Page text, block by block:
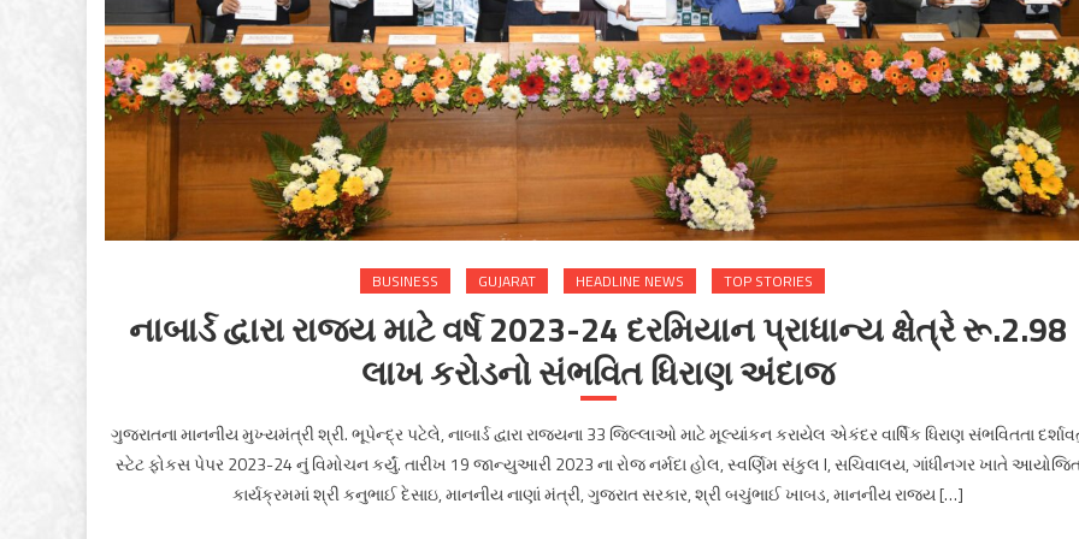
BUSINESS GUJARAT HEADLINE NEWS TOP STORIES
નાબાર્ડ દ્વારા રાજ્ય માટે વર્ષ 2023-24 દરમિયાન પ્રાધાન્ય ક્ષેત્રે રૂ.2.98
લાખ કરોડનો સંભવિત ધિરાણ અંદાજ
ગુજરાતના માનનીય મુખ્યમંત્રી શ્રી. ભૂપેન્દ્ર પટેલે, નાબાર્ડ દ્વારા રાજ્યના 33 જિલ્લાઓ માટે મૂલ્યાંકન કરાયેલ એકંદર વાર્ષિક ધિરાણ સંભવિતતા
સ્ટેટ ફોકસ પેપર 2023-24 નું વિમોચન કર્યું. તારીખ 19 જાન્યુઆરી 2023 ના રોજ નર્મદા હોલ, સ્વર્ણિમ સંકુલ I, સચિવાલય, ગાંધીનગર ખાતે
કાર્યક્રમમાં શ્રી કનુભાઈ દેસાઇ, માનનીય નાણાં મંત્રી, ગુજરાત સરકાર, શ્રી બચુંભાઈ ખાબડ, માનનીય રાજ્ય […]